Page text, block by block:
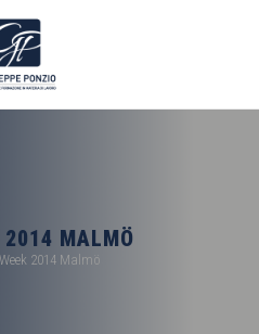
2014 MALMÖ
2014 Malmö